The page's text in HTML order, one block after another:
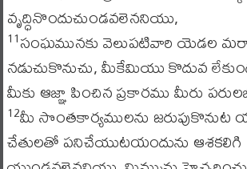
వృద్ధినొందుచుండవలెననియు,
11సంఘమునకు వెలుపటివారి యెడల
నడుచుకొనుచు, మీకేమియు కొదువ
మీకు ఆజ్ఞా పించిన ప్రకారము మీరు
12మీ సొంతకార్యములను జరుపుకొనుట
చేతులతో పనిచేయుటయందును ఆశకలిగి